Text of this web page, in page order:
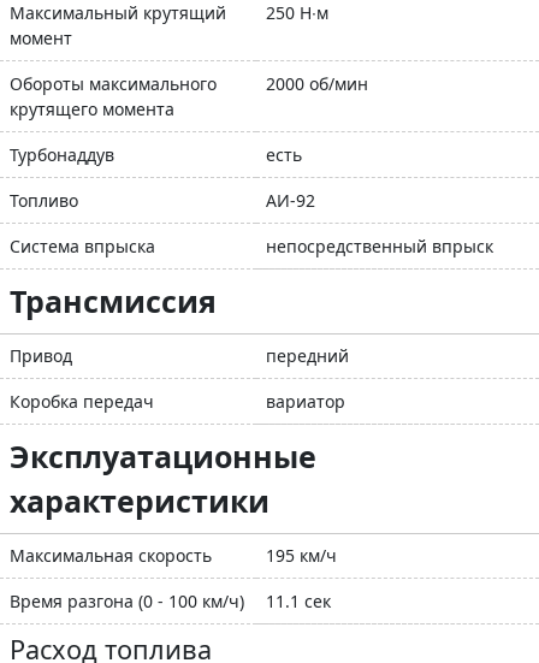
Максимальный крутящий
момент
250 Н∙м
Обороты максимального
крутящего момента
2000 об/мин
Турбонаддув
есть
Топливо
АИ-92
Система впрыска
непосредственный впрыск
Трансмиссия
Привод
передний
Коробка передач
вариатор
Эксплуатационные
характеристики
Максимальная скорость
195 км/ч
Время разгона (0 - 100 км/ч)
11.1 сек
Расход топлива